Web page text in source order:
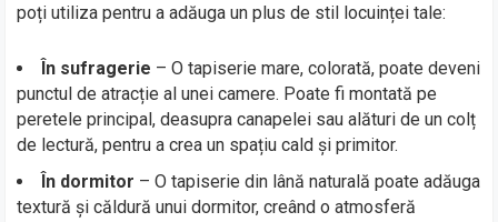
poți utiliza pentru a adăuga un plus de stil locuinței tale:
În sufragerie – O tapiserie mare, colorată, poate deveni
punctul de atracție al unei camere. Poate fi montată pe
peretele principal, deasupra canapelei sau alături de un colț
de lectură, pentru a crea un spațiu cald și primitor.
În dormitor – O tapiserie din lână naturală poate adăuga
textură și căldură unui dormitor, creând o atmosferă